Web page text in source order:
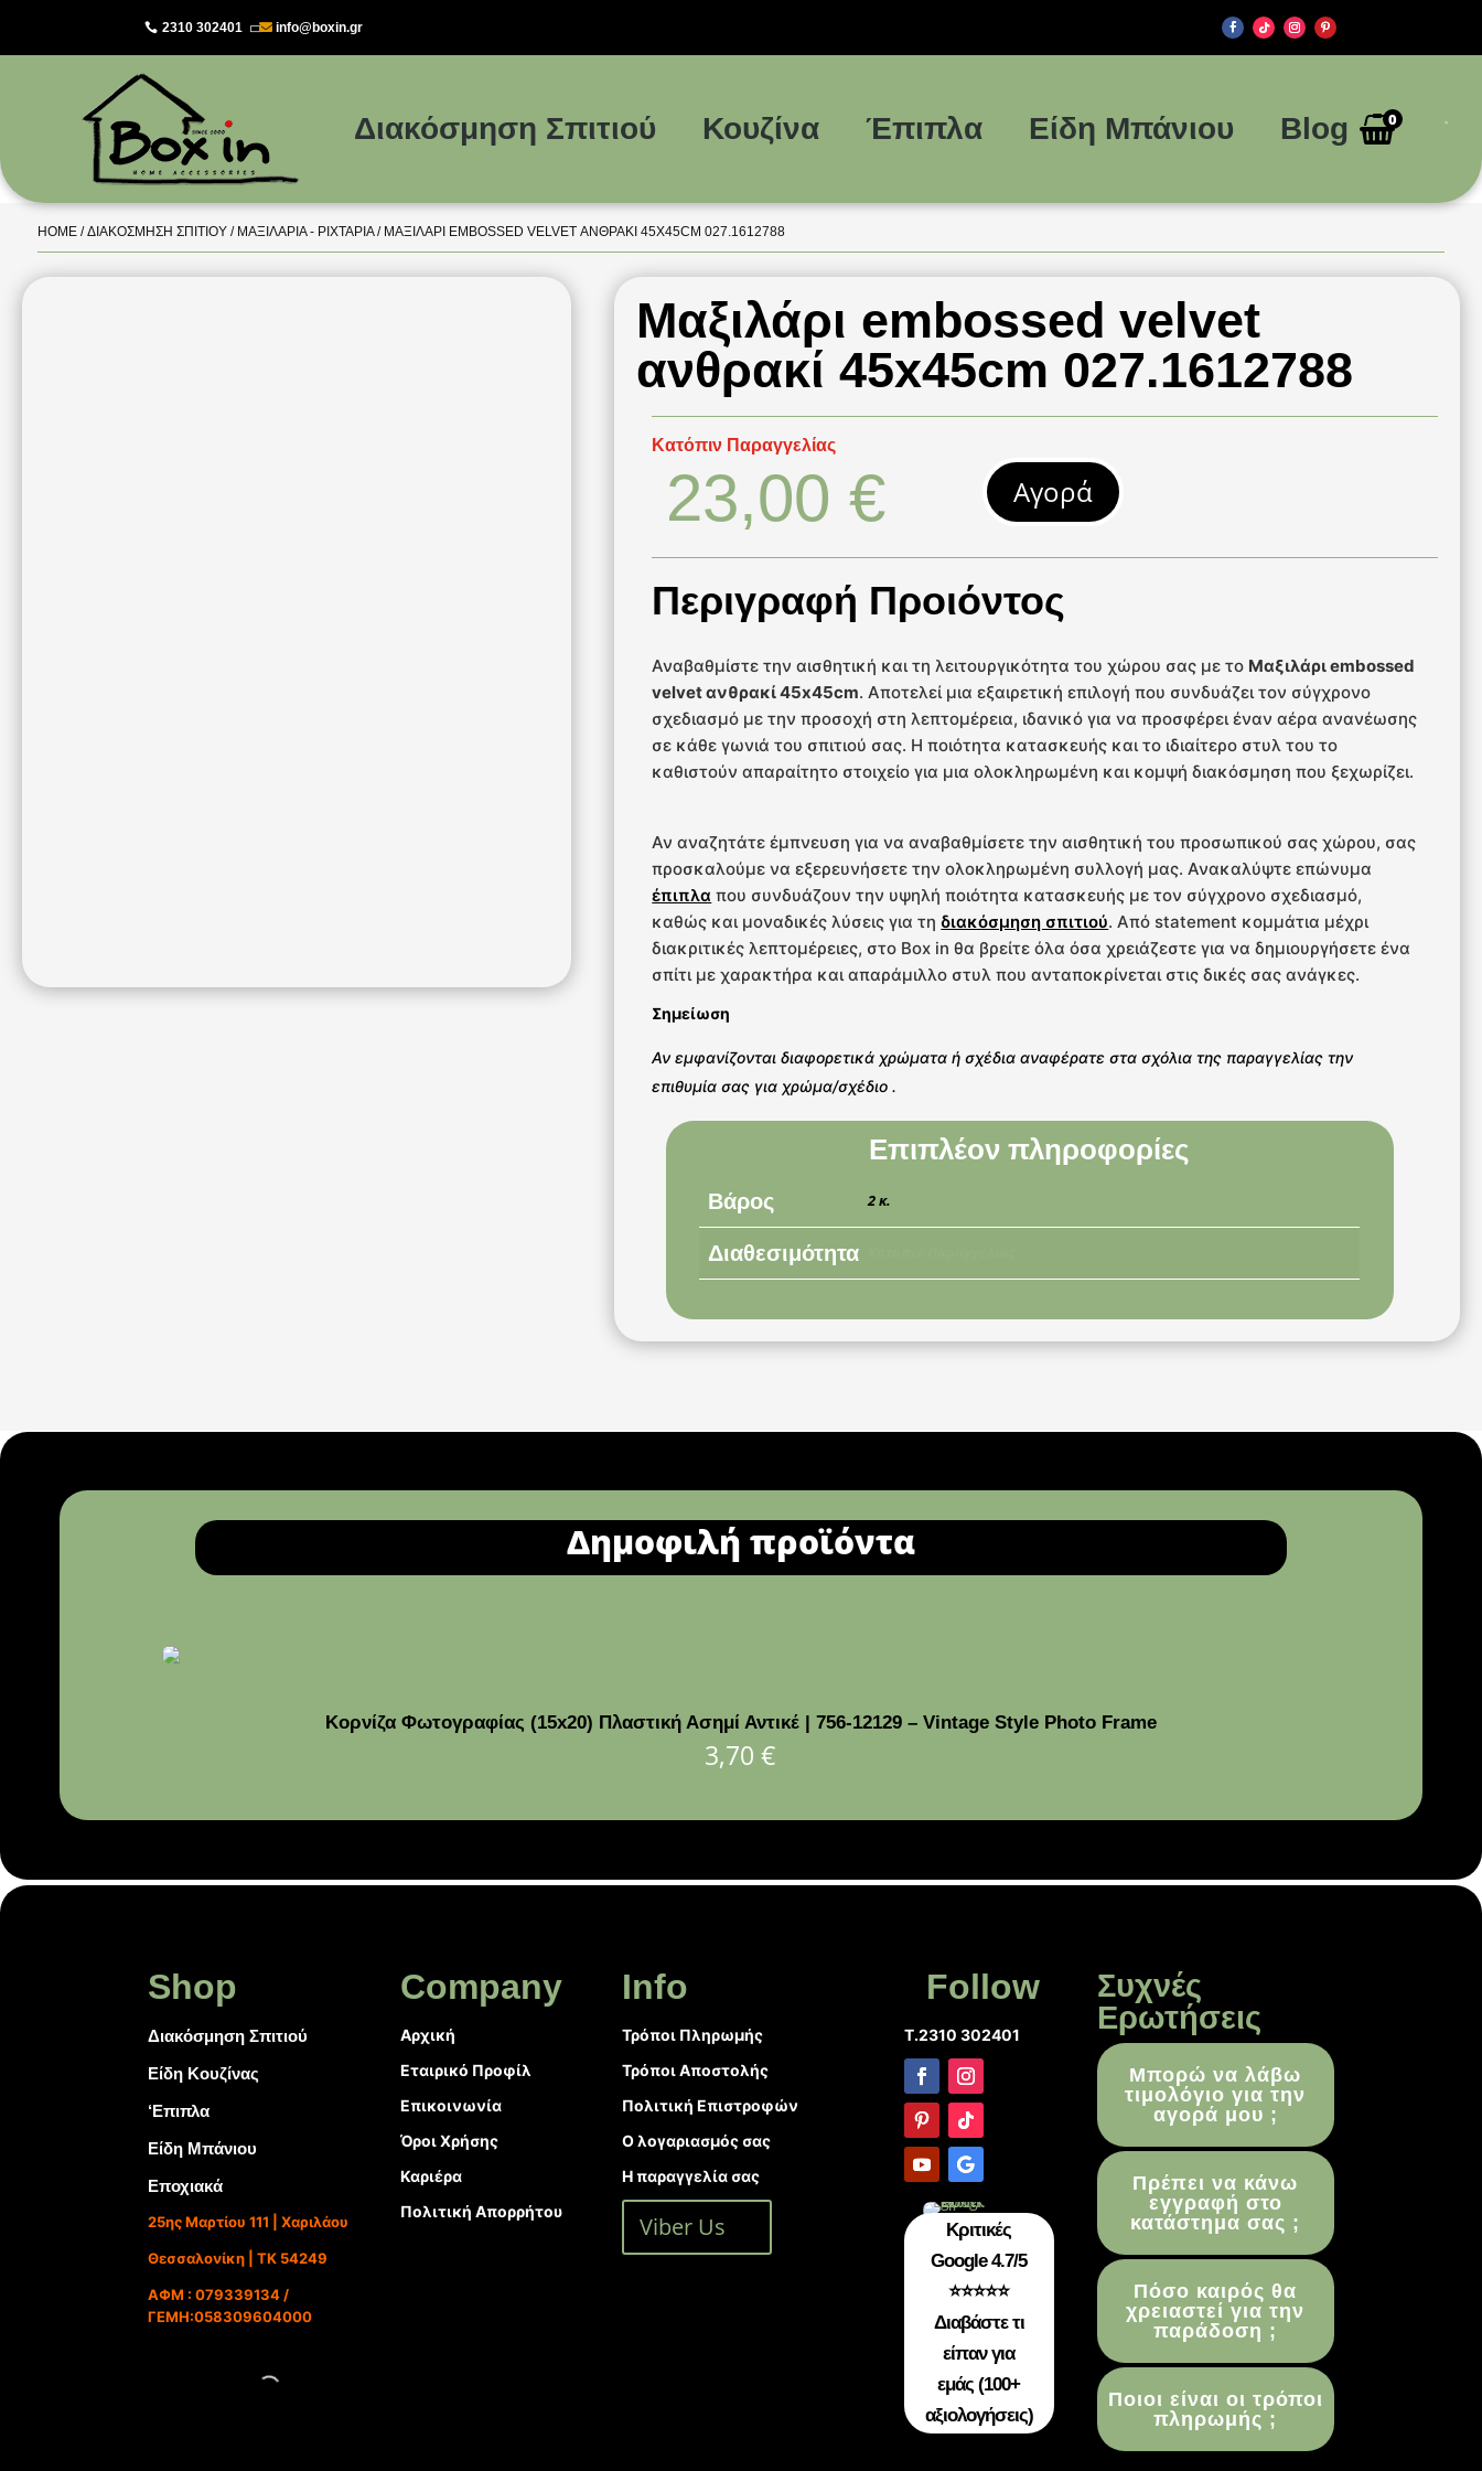
2310 302401  info@boxin.gr
Διακόσμηση Σπιτιού Κουζίνα Έπιπλα Είδη Μπάνιου Blog 0
HOME/ΔΙΑΚΌΣΜΗΣΗ ΣΠΙΤΙΟΎ/ ΜΑΞΙΛΆΡΙΑ - ΡΙΧΤΆΡΙΑ/ ΜΑΞΙΛΆΡΙ EMBOSSED VELVET ΑΝΘΡΑΚΊ 45X45CM 027.1612788
Μαξιλάρι embossed velvet
ανθρακί 45x45cm 027.1612788
Κατόπιν Παραγγελίας
23,00€ Αγορά
Περιγραφή Προιόντος
Αναβαθμίστε την αισθητική και τη λειτουργικότητα του χώρου σας με το Μαξιλάρι embossed
velvet ανθρακί 45x45cm. Αποτελεί μια εξαιρετική επιλογή που συνδυάζει τον σύγχρονο
σχεδιασμό με την προσοχή στη λεπτομέρεια, ιδανικό για να προσφέρει έναν αέρα ανανέωσης
σε κάθε γωνιά του σπιτιού σας. Η ποιότητα κατασκευής και το ιδιαίτερο στυλ του το
καθιστούν απαραίτητο στοιχείο για μια ολοκληρωμένη και κομψή διακόσμηση που ξεχωρίζει.
Αν αναζητάτε έμπνευση για να αναβαθμίσετε την αισθητική του προσωπικού σας χώρου, σας
προσκαλούμε να εξερευνήσετε την ολοκληρωμένη συλλογή μας. Ανακαλύψτε επώνυμα
έπιπλα που συνδυάζουν την υψηλή ποιότητα κατασκευής με τον σύγχρονο σχεδιασμό,
καθώς και μοναδικές λύσεις για τηδιακόσμηση σπιτιού. Από statement κομμάτια μέχρι
διακριτικές λεπτομέρειες, στο Box in θα βρείτε όλα όσα χρειάζεστε για να δημιουργήσετε ένα
σπίτι με χαρακτήρα και απαράμιλλο στυλ που ανταποκρίνεται στις δικές σας ανάγκες.
Σημείωση
Αν εμφανίζονται διαφορετικά χρώματα ή σχέδια αναφέρατε στα σχόλια της παραγγελίας την
επιθυμία σας για χρώμα/σχέδιο .
Επιπλέον πληροφορίες
Βάρος 2 κ.
Διαθεσιμότητα
Δημοφιλή προϊόντα
Κορνίζα Φωτογραφίας (15x20) Πλαστική Ασημί Αντικέ | 756-12129 – Vintage Style Photo Frame
3,70€
Shop
Διακόσμηση Σπιτιού
Είδη Κουζίνας
‘Επιπλα
Είδη Μπάνιου
Εποχιακά
25ης Μαρτίου 111 | Χαριλάου
Θεσσαλονίκη | ΤΚ 54249
ΑΦΜ : 079339134 /
ΓΕΜΗ:058309604000
Company
Αρχική
Εταιρικό Προφίλ
Επικοινωνία
Όροι Χρήσης
Καριέρα
Πολιτική Απορρήτου
Info
Τρόποι Πληρωμής
Τρόποι Αποστολής
Πολιτική Επιστροφών
Ο λογαριασμός σας
Η παραγγελία σας
Viber Us
Follow
T.2310 302401
Κριτικές
Google 4.7/5
⭐⭐⭐⭐⭐
Διαβάστε τι
είπαν για
εμάς (100+
αξιολογήσεις)
Συχνές
Ερωτήσεις
Μπορώ να λάβω
τιμολόγιο για την
αγορά μου ;
Πρέπει να κάνω
εγγραφή στο
κατάστημα σας ;
Πόσο καιρός θα
χρειαστεί για την
παράδοση ;
Ποιοι είναι οι τρόποι
πληρωμής ;